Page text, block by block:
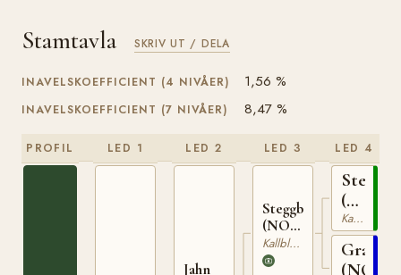
Stamtavla SKRIV UT / DELA
INAVELSKOEFFICIENT (4 NIVÅER) 1,56 %
INAVELSKOEFFICIENT (7 NIVÅER) 8,47 %
PROFIL LED 1 LED 2
Jahn
LED 3
Steggbest
(NO)
T-233Kallblodig Travare
LED 4
Stegg
(NO)
T-
169
Kallblodig Travare
Grasiös
(NO)